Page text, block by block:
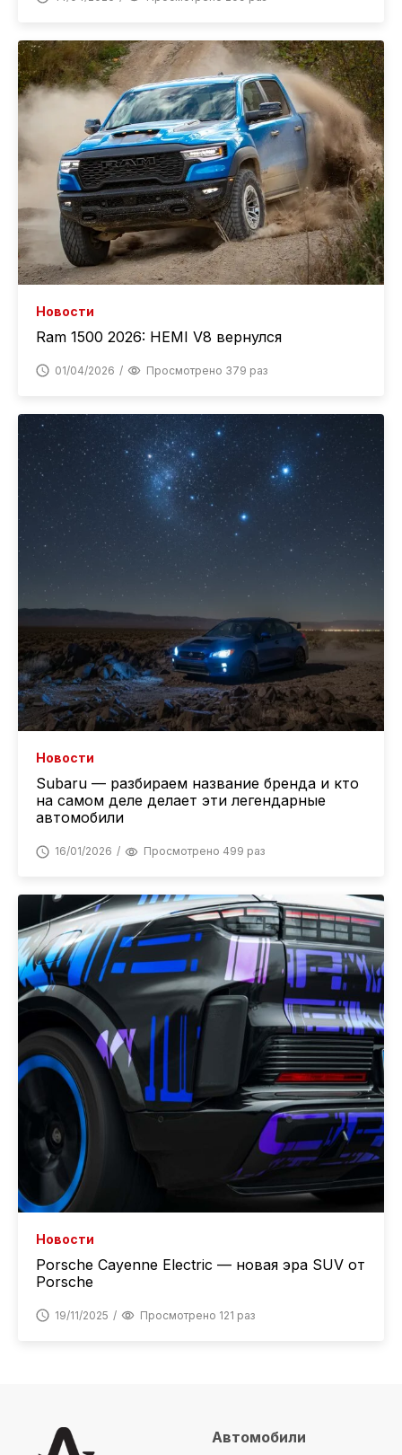
Новости
Ram 1500 2026: HEMI V8 вернулся
01/04/2026 Просмотрено 379 раз
Новости
Subaru — разбираем название бренда и кто
на самом деле делает эти легендарные
автомобили
16/01/2026 Просмотрено 499 раз
Новости
Porsche Cayenne Electric — новая эра SUV от
Porsche
19/11/2025 Просмотрено 121 раз
Автомобили